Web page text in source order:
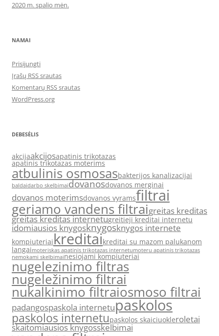
2020 m. spalio mėn.
NAMAI
Prisijungti
Įrašų RSS srautas
Komentarų RSS srautas
WordPress.org
DEBESĖLIS
akcijaakcijosapatinis trikotazas
apatinis trikotazas moterims
atbulinis osmosasbakterijos kanalizacijai
baldaidarbo skelbimaidovanosdovanos merginai
dovanos moterimsdovanos vyramsfiltrai
geriamo vandens filtraigreitas kreditas
greitas kreditas internetugreitieji kreditai internetu
idomiausios knygosknygosknygos internete
kompiuteriaikreditaikreditai su mazom palukanom
langaimoteriskas apatinis trikotazas internetumoteru apatinis trikotazas
nemokami skelbimainesiojami kompiuteriai
nugelezinimo filtras
nugeležinimo filtrai
nukalkinimo filtraiosmoso filtrai
padangospaskola internetupaskolos
paskolos internetupaskolos skaiciuokleroletai
skaitomiausios knygosskelbimai